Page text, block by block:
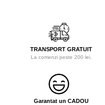
TRANSPORT GRATUIT
La comenzi peste 200 lei.
Garantat un CADOU